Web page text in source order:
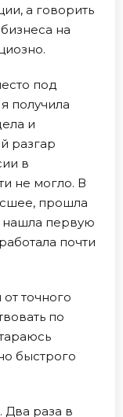
а говорить
на
под
получила
и
разгар
в
не могло. В
прошла
нашла первую
почти
точного
по
быстрого
Два раза в